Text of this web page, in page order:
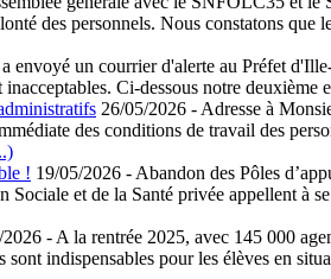
des personnels. Nous constatons
envoyé un courrier d'alerte au Préfet
inacceptables. Ci-dessous notre
26/05/2026 - Adresse à
des conditions de travail des
! 19/05/2026 - Abandon des Pôles
et de la Santé privée appellent
2026 - A la rentrée 2025, avec 145 000
indispensables pour les élèves en